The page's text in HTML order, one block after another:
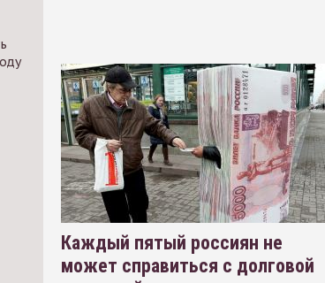
Каждый пятый россиян не
может справиться с долговой